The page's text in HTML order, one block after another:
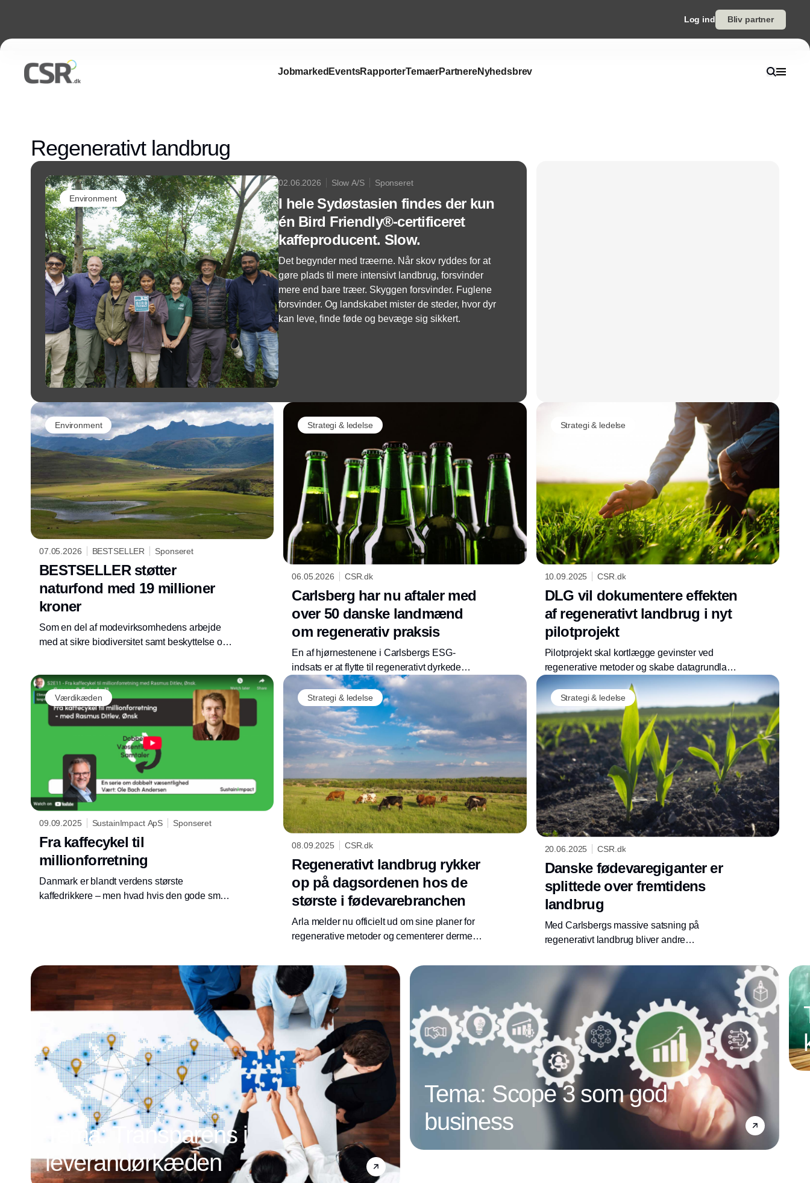
Log ind Bliv partner
Jobmarked EventsRapporterTemaerPartnereNyhedsbrev
Regenerativt landbrug
Environment
02.06.2026 Slow A/S Sponseret
I hele Sydøstasien findes der kun
én Bird Friendly®-certificeret
kaffeproducent. Slow.
Det begynder med træerne. Når skov ryddes for at
gøre plads til mere intensivt landbrug, forsvinder
mere end bare træer. Skyggen forsvinder. Fuglene
forsvinder. Og landskabet mister de steder, hvor dyr
kan leve, finde føde og bevæge sig sikkert.
Environment
07.05.2026 BESTSELLER Sponseret
BESTSELLER støtter
naturfond med 19 millioner
kroner
Som en del af modevirksomhedens arbejde
med at sikre biodiversitet samt beskyttelse og
Regenerative Fund for Nature, der i forvejen
samler andre internationale virksomheder i en
fælles indsats.
Strategi & ledelse
06.05.2026 CSR.dk
Carlsberg har nu aftaler med
over 50 danske landmænd
om regenerativ praksis
En af hjørnestenene i Carlsbergs ESG-
indsats er at flytte til regenerativt dyrkede
råvarer. Det er en stor opgave, men det går
fremad.
Strategi & ledelse
10.09.2025 CSR.dk
DLG vil dokumentere effekten
af regenerativt landbrug i nyt
pilotprojekt
Pilotprojekt skal kortlægge gevinster ved
regenerative metoder og skabe datagrundlag
for fremtidig omstilling af landbruget.
Annonce
Værdikæden
09.09.2025 SustainImpact ApS Sponseret
Fra kaffecykel til
millionforretning
Danmark er blandt verdens største
kaffedrikkere – men hvad hvis den gode smag
bedste og rykke hele kaffebranchen.
Strategi & ledelse
08.09.2025 CSR.dk
Regenerativt landbrug rykker
op på dagsordenen hos de
største i fødevarebranchen
Arla melder nu officielt ud om sine planer for
regenerative metoder og cementerer dermed
fødevarebranchens næste store emne.
Strategi & ledelse
20.06.2025 CSR.dk
Danske fødevaregiganter er
splittede over fremtidens
landbrug
Med Carlsbergs massive satsning på
regenerativt landbrug bliver andre
følge med for at fremtidssikre deres forretning.
Det viser en analyse fra Boston Consulting
Group og Danmarks Naturfredningsforening.
Tema: Transparens i
leverandørkæden
Tema: Scope 3 som god
business